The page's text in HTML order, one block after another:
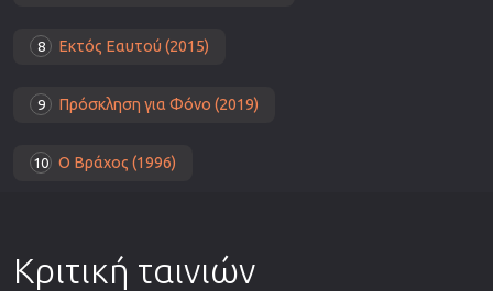
8 Εκτός Εαυτού (2015)
9 Πρόσκληση για Φόνο (2019)
10 Ο Βράχος (1996)
Κριτική ταινιών